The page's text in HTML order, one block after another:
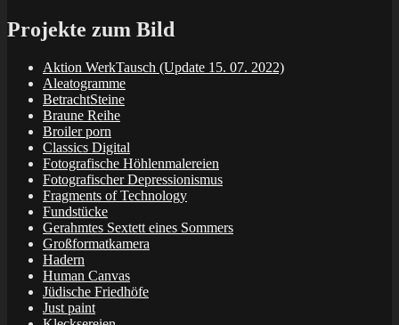
Projekte zum Bild
Aktion WerkTausch (Update 15. 07. 2022)
Aleatogramme
BetrachtSteine
Braune Reihe
Broiler porn
Classics Digital
Fotografische Höhlenmalereien
Fotografischer Depressionismus
Fragments of Technology
Fundstücke
Gerahmtes Sextett eines Sommers
Großformatkamera
Hadern
Human Canvas
Jüdische Friedhöfe
Just paint